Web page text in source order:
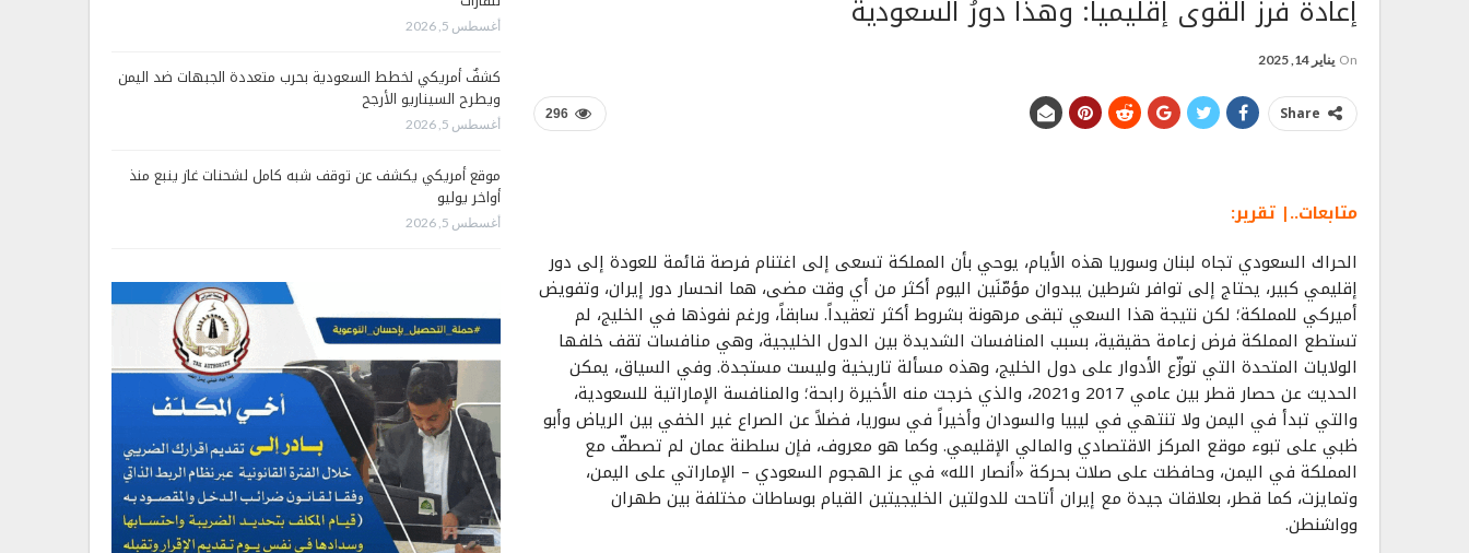
إعادةُ فرز القوى إقليمياً: وهذا دورُ السعودية
On يناير 14, 2025
296 Share
متابعات..| تقرير:
الحراك السعودي تجاه لبنان وسوريا هذه الأيام، يوحي بأن المملكة تسعى إلى اغتنام فرصة قائمة للعودة إلى دور
إقليمي كبير، يحتاج إلى توافر شرطين يبدوان مؤمّنَين اليوم أكثر من أي وقت مضى، هما انحسار دور إيران، وتفويض
أميركي للمملكة؛ لكن نتيجة هذا السعي تبقى مرهونة بشروط أكثر تعقيداً. سابقاً، ورغم نفوذها في الخليج، لم
تستطع المملكة فرض زعامة حقيقية، بسبب المنافسات الشديدة بين الدول الخليجية، وهي منافسات تقف خلفها
الولايات المتحدة التي توزّع الأدوار على دول الخليج، وهذه مسألة تاريخية وليست مستجدة. وفي السياق، يمكن
الحديث عن حصار قطر بين عامي 2017 و2021، والذي خرجت منه الأخيرة رابحة؛ والمنافسة الإماراتية للسعودية،
والتي تبدأ في اليمن ولا تنتهي في ليبيا والسودان وأخيراً في سوريا، فضلاً عن الصراع غير الخفي بين الرياض وأبو
ظبي على تبوء موقع المركز الاقتصادي والمالي الإقليمي. وكما هو معروف، فإن سلطنة عمان لم تصطفّ مع
المملكة في اليمن، وحافظت على صلات بحركة «أنصار الله» في عز الهجوم السعودي – الإماراتي على اليمن،
وتمايزت، كما قطر، بعلاقات جيدة مع إيران أتاحت للدولتين الخليجيتين القيام بوساطات مختلفة بين طهران
وواشنطن.
أغسطس 5, 2026
كشفٌ أمريكي لخطط السعودية بحرب متعددة الجبهات ضد اليمن
ويطرح السيناريو الأرجح
أغسطس 5, 2026
موقع أمريكي يكشف عن توقف شبه كامل لشحنات غاز ينبع منذ
أواخر يوليو
أغسطس 5, 2026